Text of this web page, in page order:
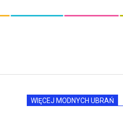
WIĘCEJ MODNYCH UBRAŃ